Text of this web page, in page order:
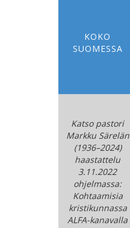
KOKO
SUOMESSA
Katso pastori
Markku Särelän
(1936–2024)
haastattelu
3.11.2022
ohjelmassa:
Kohtaamisia
kristikunnassa
ALFA-kanavalla